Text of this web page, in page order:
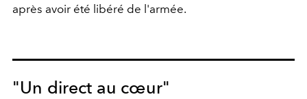
après avoir été libéré de l'armée.
"Un direct au cœur"